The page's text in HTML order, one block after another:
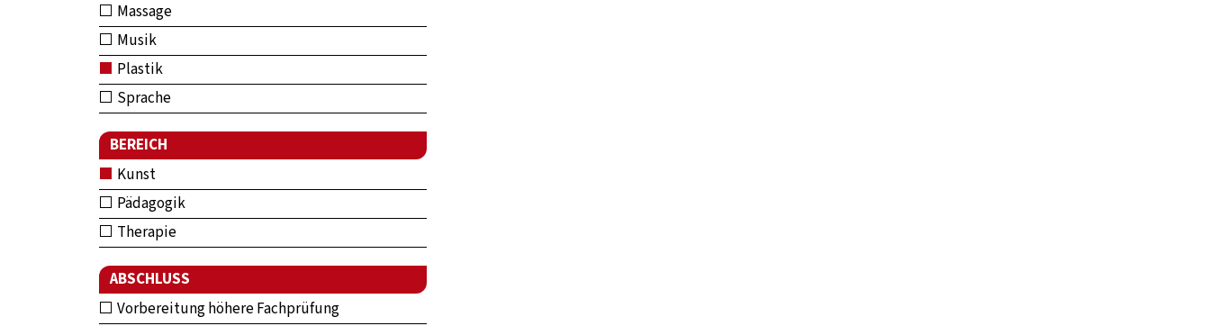
Massage
Musik
Plastik
Sprache
BEREICH
Kunst
Pädagogik
Therapie
ABSCHLUSS
Vorbereitung höhere Fachprüfung